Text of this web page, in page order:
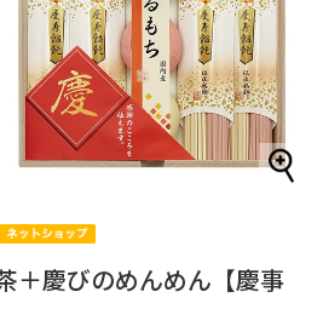
慶びのめんめん【慶事